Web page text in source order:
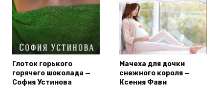
Глоток горького
горячего шоколада —
София Устинова
Мачеха для дочки
снежного короля —
Ксения Фави